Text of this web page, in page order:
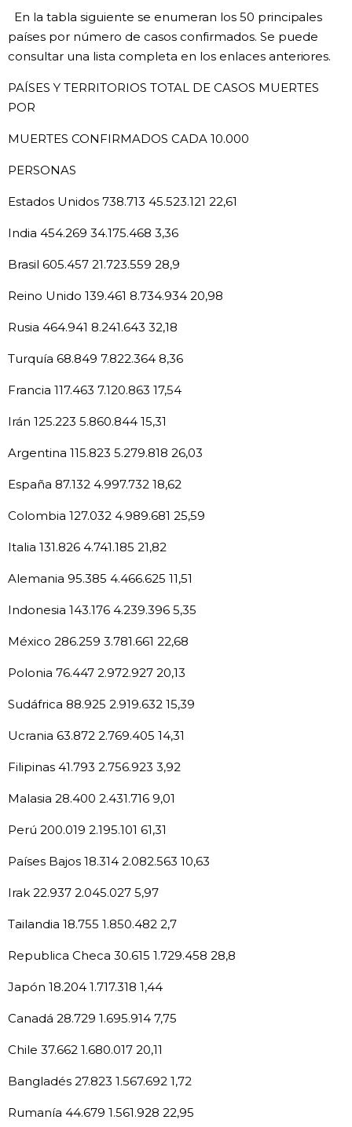
En la tabla siguiente se enumeran los 50 principales
países por número de casos confirmados. Se puede
consultar una lista completa en los enlaces anteriores.
PAÍSES Y TERRITORIOS TOTAL DE CASOS MUERTES
POR
MUERTES CONFIRMADOS CADA 10.000
PERSONAS
​Estados Unidos 738.713 45.523.121 22,61
India 454.269 34.175.468 3,36
Brasil 605.457 21.723.559 28,9
Reino Unido 139.461 8.734.934 20,98
Rusia 464.941 8.241.643 32,18
Turquía 68.849 7.822.364 8,36
Francia 117.463 7.120.863 17,54
Irán 125.223 5.860.844 15,31
Argentina 115.823 5.279.818 26,03
España 87.132 4.997.732 18,62
Colombia 127.032 4.989.681 25,59
Italia 131.826 4.741.185 21,82
Alemania 95.385 4.466.625 11,51
Indonesia 143.176 4.239.396 5,35
México 286.259 3.781.661 22,68
Polonia 76.447 2.972.927 20,13
Sudáfrica 88.925 2.919.632 15,39
Ucrania 63.872 2.769.405 14,31
Filipinas 41.793 2.756.923 3,92
Malasia 28.400 2.431.716 9,01
Perú 200.019 2.195.101 61,31
Países Bajos 18.314 2.082.563 10,63
Irak 22.937 2.045.027 5,97
Tailandia 18.755 1.850.482 2,7
Republica Checa 30.615 1.729.458 28,8
Japón 18.204 1.717.318 1,44
Canadá 28.729 1.695.914 7,75
Chile 37.662 1.680.017 20,11
Bangladés 27.823 1.567.692 1,72
Rumanía 44.679 1.561.928 22,95